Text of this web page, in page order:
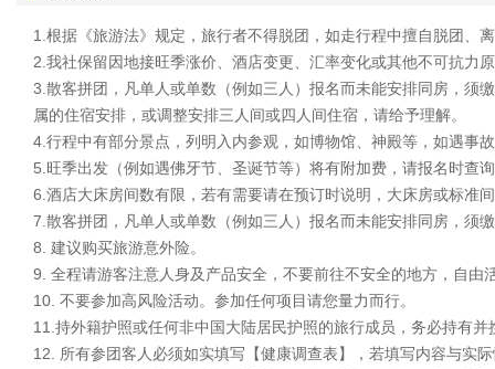
1.根据《旅游法》规定，旅行者不得脱团，如走行程中擅自脱团、
2.我社保留因地接旺季涨价、酒店变更、汇率变化或其他不可抗力
3.散客拼团，凡单人或单数（例如三人）报名而未能安排同房，须
属的住宿安排，或调整安排三人间或四人间住宿，请给予理解。
4.行程中有部分景点，列明入内参观，如博物馆、神殿等，如遇事
5.旺季出发（例如遇佛牙节、圣诞节等）将有附加费，请报名时查
6.酒店大床房间数有限，若有需要请在预订时说明，大床房或标准
7.散客拼团，凡单人或单数（例如三人）报名而未能安排同房，须
8. 建议购买旅游意外险。
9. 全程请游客注意人身及产品安全，不要前往不安全的地方，自
10. 不要参加高风险活动。参加任何项目请您量力而行。
11.持外籍护照或任何非中国大陆居民护照的旅行成员，务必持有
12. 所有参团客人必须如实填写【健康调查表】，若填写内容与实